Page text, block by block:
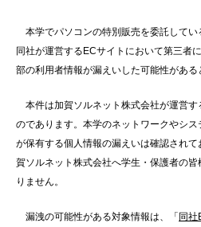
本学でパソコンの特別販売を委託してい
同社が運営するECサイトにおいて第三者
部の利用者情報が漏えいした可能性がある
本件は加賀ソルネット株式会社が運営す
のであります。本学のネットワークやシ
が保有する個人情報の漏えいは確認され
賀ソルネット株式会社へ学生・保護者の
りません。
漏洩の可能性がある対象情報は、「 同社